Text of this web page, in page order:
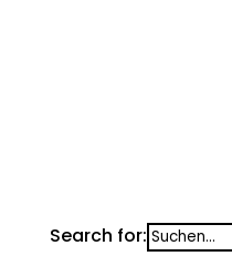
Search for: